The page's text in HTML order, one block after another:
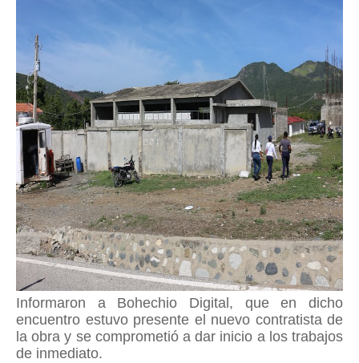
Informaron a Bohechio Digital, que en dicho
encuentro estuvo presente el nuevo contratista de
la obra y se comprometió a dar inicio a los trabajos
de inmediato.